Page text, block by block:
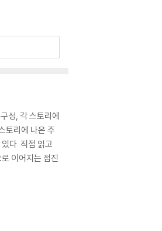
성, 각 스토리에
토리에 나온 주
다. 직접 읽고
이어지는 점진